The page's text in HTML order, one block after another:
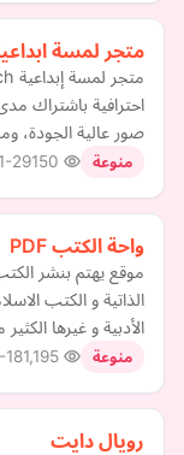
متجر لمسة
احترافية باشتراك
صور عالية الجودة،
منوعة 29
واحة الكتب PDF
موقع يهتم بنشر
الأدبية و غيرها
منوعة
رويال دايت